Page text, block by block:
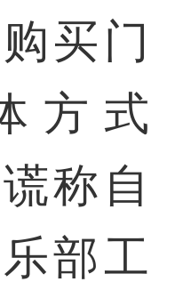
买门
方式
称自
部工